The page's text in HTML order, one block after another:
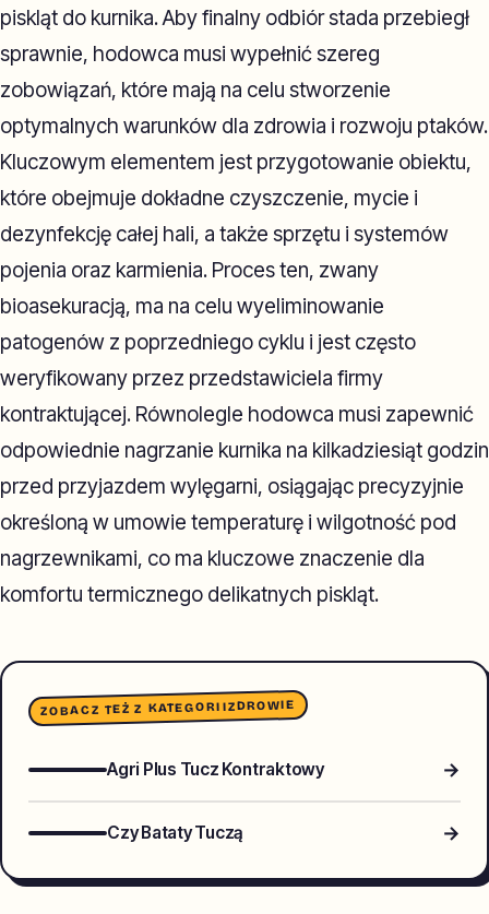
piskląt do kurnika. Aby finalny odbiór stada przebiegł
sprawnie, hodowca musi wypełnić szereg
zobowiązań, które mają na celu stworzenie
optymalnych warunków dla zdrowia i rozwoju ptaków.
Kluczowym elementem jest przygotowanie obiektu,
które obejmuje dokładne czyszczenie, mycie i
dezynfekcję całej hali, a także sprzętu i systemów
pojenia oraz karmienia. Proces ten, zwany
bioasekuracją, ma na celu wyeliminowanie
patogenów z poprzedniego cyklu i jest często
weryfikowany przez przedstawiciela firmy
kontraktującej. Równolegle hodowca musi zapewnić
odpowiednie nagrzanie kurnika na kilkadziesiąt godzin
przed przyjazdem wylęgarni, osiągając precyzyjnie
określoną w umowie temperaturę i wilgotność pod
nagrzewnikami, co ma kluczowe znaczenie dla
komfortu termicznego delikatnych piskląt.
ZOBACZ TEŻ Z KATEGORIIZDROWIE
Agri Plus Tucz Kontraktowy →
Czy Bataty Tuczą →